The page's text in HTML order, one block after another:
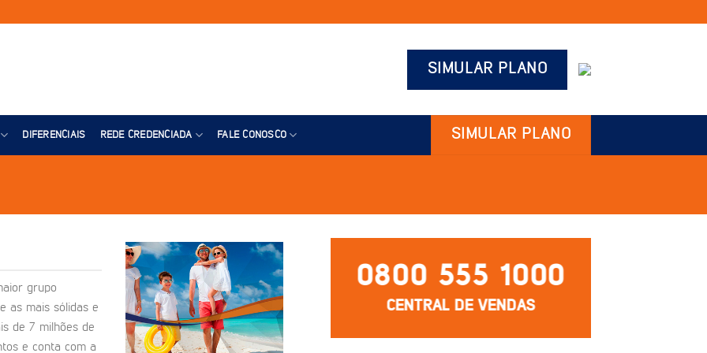
SIMULAR PLANO
DIFERENCIAIS REDE CREDENCIADA FALE CONOSCO SIMULAR PLANO
grupo
as mais sólidas e
de 7 milhões de
e conta com a
0800 555 1000
CENTRAL DE VENDAS